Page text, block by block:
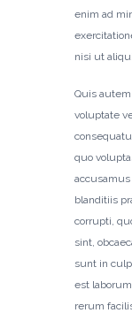
enim ad
nisi ut
Quis
voluptate
quo
blanditiis
corrupti,
sint,
sunt in
est
rerum